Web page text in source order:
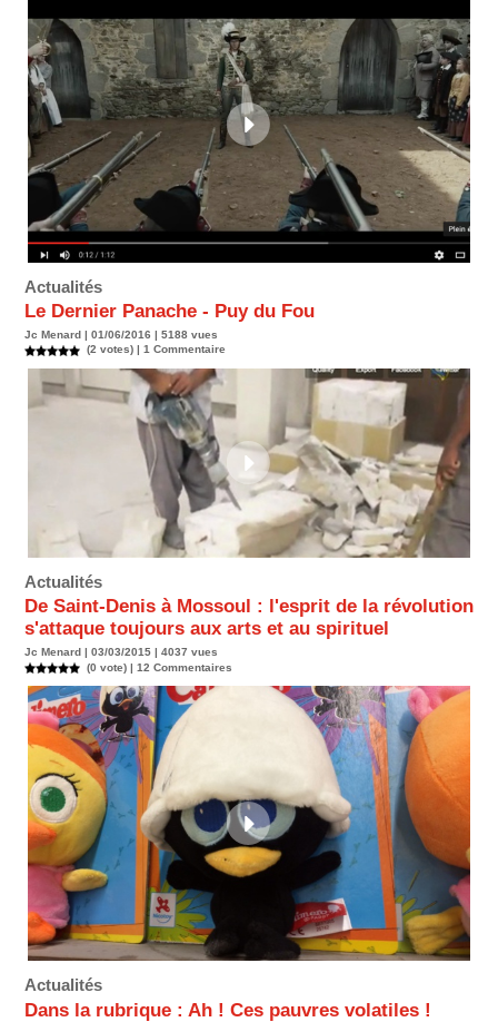
Actualités
Le Dernier Panache - Puy du Fou
Jc Menard | 01/06/2016 | 5188 vues
(2 votes) | 1 Commentaire
Actualités
De Saint-Denis à Mossoul : l'esprit de la révolution
s'attaque toujours aux arts et au spirituel
Jc Menard | 03/03/2015 | 4037 vues
(0 vote) | 12 Commentaires
Actualités
Dans la rubrique : Ah ! Ces pauvres volatiles !